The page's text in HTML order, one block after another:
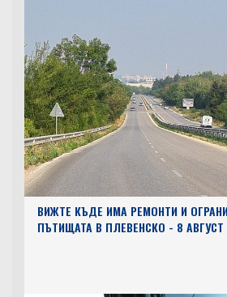
ВИЖТЕ КЪДЕ ИМА РЕМОНТИ И
ПЪТИЩАТА В ПЛЕВЕНСКО - 8 АВГУСТ